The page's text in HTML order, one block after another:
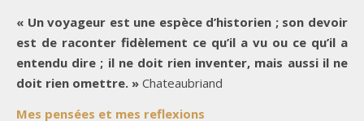
« Un voyageur est une espèce d’historien ; son devoir
est de raconter fidèlement ce qu’il a vu ou ce qu’il a
entendu dire ; il ne doit rien inventer, mais aussi il ne
doit rien omettre. » Chateaubriand
Mes pensées et mes reflexions